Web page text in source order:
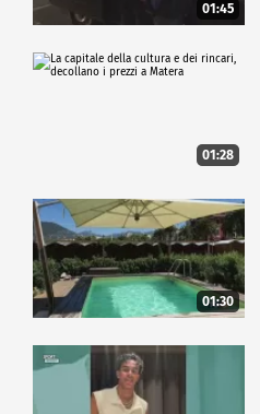
01:45
01:28
01:30